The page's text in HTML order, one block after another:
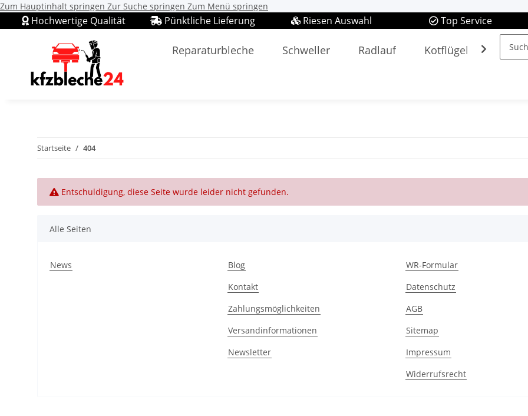
Zum Hauptinhalt springen Zur Suche springen Zum Menü springen
Top Service
Riesen Auswahl
Pünktliche Lieferung
Hochwertige Qualität
Reparaturbleche Schweller Radlauf Kotflügel
Startseite 404
x Entschuldigung, diese Seite wurde leider nicht gefunden.
Alle Seiten
News
Blog
Kontakt
Zahlungsmöglichkeiten
Versandinformationen
Newsletter
WR-Formular
Datenschutz
AGB
Sitemap
Impressum
Widerrufsrecht